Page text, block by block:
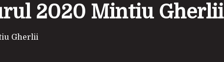
2020 Mintiu Gherlii
Gherlii